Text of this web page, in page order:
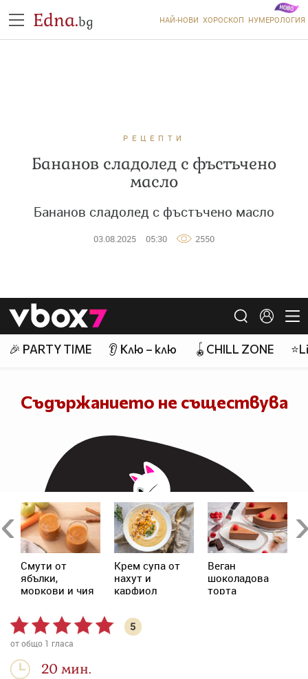
Edna.bg НАЙ-НОВИ ХОРОСКОП НУМЕРОЛОГИЯ
РЕЦЕПТИ
Бананов сладолед с фъстъчено
масло
Бананов сладолед с фъстъчено масло
03.08.2025 05:30 2550
Смути от
ябълки,
моркови и чия
Крем супа от
нахут и
карфиол
Веган
шоколадова
торта
5
от общо 1 гласа
20 мин.